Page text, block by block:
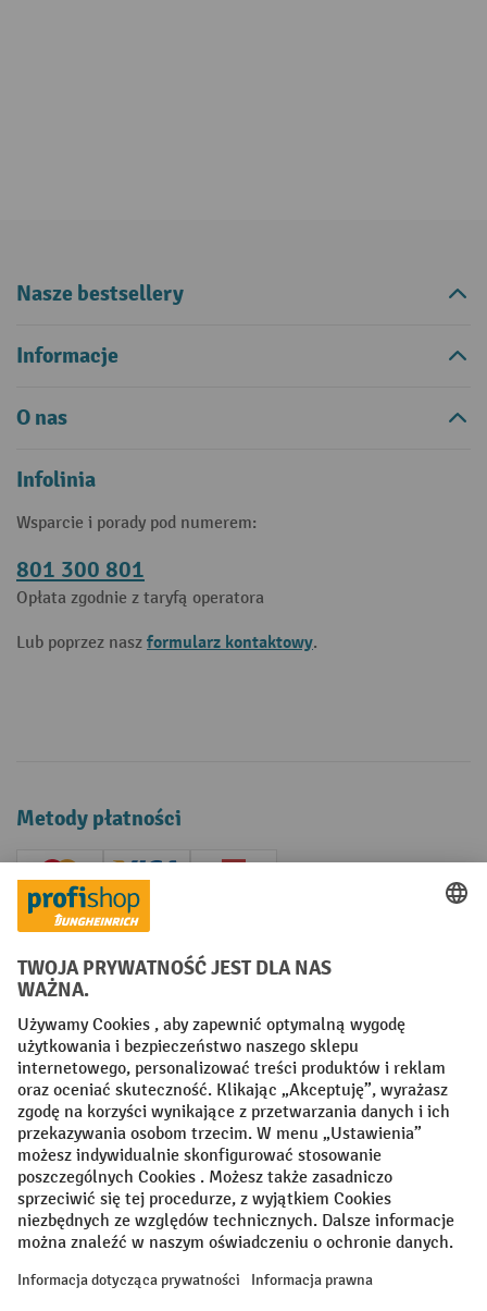
Nasze bestsellery
Informacje
O nas
Infolinia
Wsparcie i porady pod numerem:
801 300 801
Opłata zgodnie z taryfą operatora
Lub poprzez nasz formularz kontaktowy.
Metody płatności
Creditcard (Master)Creditcard (Visa)
Factura Przedpłata
Sieci społecznościowe
Facebook
YouTube
LinkedIn
Instagram
Regulamin Impressum PL
Oświadczenie o ochronie danych
Ustawienia prywatności
All prices excl. VAT plusshipping costsand possible delivery charges,